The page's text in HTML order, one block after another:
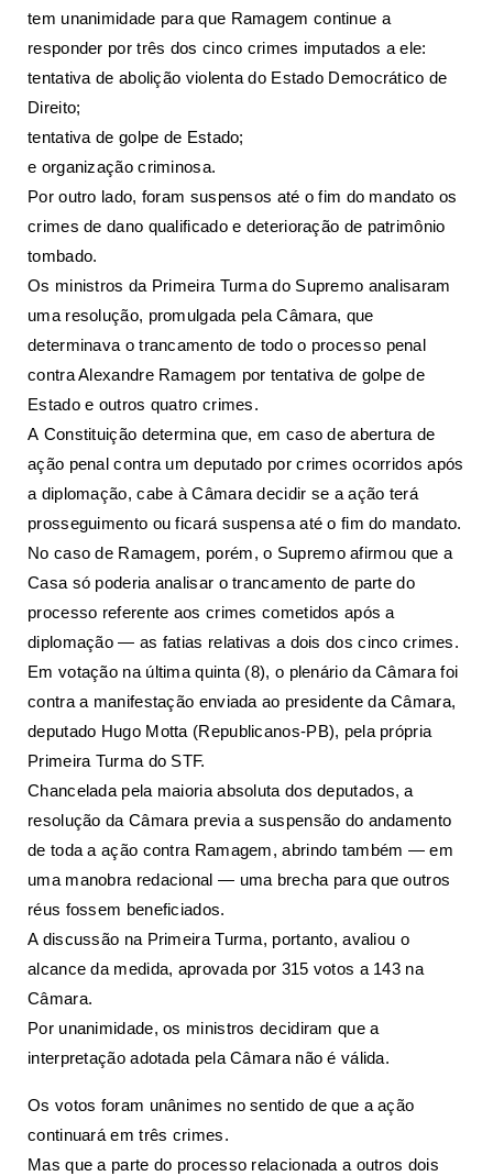
tem unanimidade para que Ramagem continue a
responder por três dos cinco crimes imputados a ele:
tentativa de abolição violenta do Estado Democrático de
Direito;
tentativa de golpe de Estado;
e organização criminosa.
Por outro lado, foram suspensos até o fim do mandato os
crimes de dano qualificado e deterioração de patrimônio
tombado.
Os ministros da Primeira Turma do Supremo analisaram
uma resolução, promulgada pela Câmara, que
determinava o trancamento de todo o processo penal
contra Alexandre Ramagem por tentativa de golpe de
Estado e outros quatro crimes.
A Constituição determina que, em caso de abertura de
ação penal contra um deputado por crimes ocorridos após
a diplomação, cabe à Câmara decidir se a ação terá
prosseguimento ou ficará suspensa até o fim do mandato.
No caso de Ramagem, porém, o Supremo afirmou que a
Casa só poderia analisar o trancamento de parte do
processo referente aos crimes cometidos após a
diplomação — as fatias relativas a dois dos cinco crimes.
Em votação na última quinta (8), o plenário da Câmara foi
contra a manifestação enviada ao presidente da Câmara,
deputado Hugo Motta (Republicanos-PB), pela própria
Primeira Turma do STF.
Chancelada pela maioria absoluta dos deputados, a
resolução da Câmara previa a suspensão do andamento
de toda a ação contra Ramagem, abrindo também — em
uma manobra redacional — uma brecha para que outros
réus fossem beneficiados.
A discussão na Primeira Turma, portanto, avaliou o
alcance da medida, aprovada por 315 votos a 143 na
Câmara.
Por unanimidade, os ministros decidiram que a
interpretação adotada pela Câmara não é válida.
Os votos foram unânimes no sentido de que a ação
continuará em três crimes.
Mas que a parte do processo relacionada a outros dois